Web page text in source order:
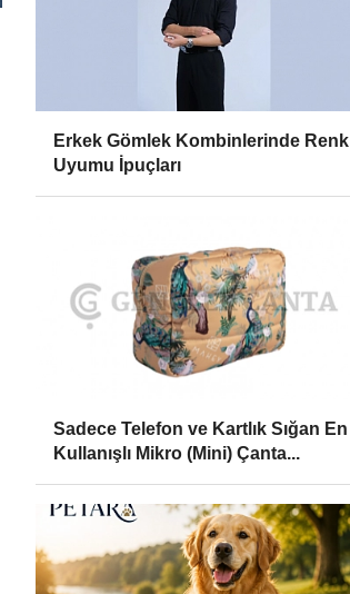
Erkek Gömlek Kombinlerinde Renk
Uyumu İpuçları
Sadece Telefon ve Kartlık Sığan En
Kullanışlı Mikro (Mini) Çanta...